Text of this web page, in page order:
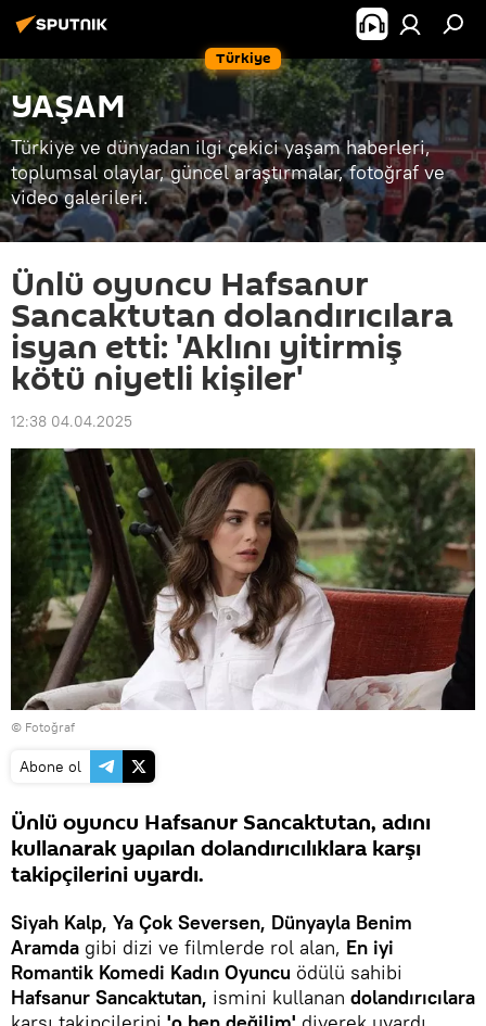
Türkiye
YAŞAM
Türkiye ve dünyadan ilgi çekici yaşam haberleri,
toplumsal olaylar, güncel araştırmalar, fotoğraf ve
video galerileri.
Ünlü oyuncu Hafsanur
Sancaktutan dolandırıcılara
isyan etti: 'Aklını yitirmiş
kötü niyetli kişiler'
12:38 04.04.2025
© Fotoğraf
Abone ol
Ünlü oyuncu Hafsanur Sancaktutan, adını
kullanarak yapılan dolandırıcılıklara karşı
takipçilerini uyardı.
Siyah Kalp, Ya Çok Seversen, Dünyayla Benim
Aramda gibi dizi ve filmlerde rol alan, En iyi
Romantik Komedi Kadın Oyuncu ödülü sahibi
Hafsanur Sancaktutan, ismini kullanan dolandırıcılara